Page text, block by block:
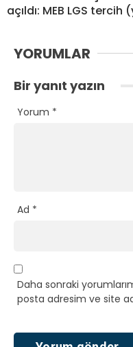
açıldı: MEB LGS
YORUMLAR
Bir yanıt yazın
Yorum *
Ad *
Daha sonraki
posta adresim ve site